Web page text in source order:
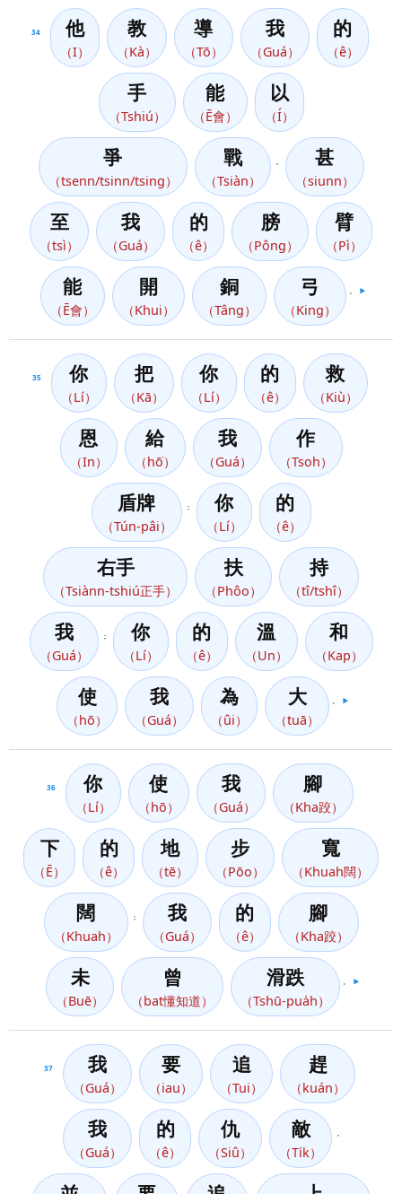
34 他
（I）
教
（Kà）
導
（Tō）
我
（Guá）
的
（ê）
手
（Tshiú）
能
（Ē會）
以
（Í）
爭
（tsenn/tsinn/tsing）
戰
（Tsiàn）
甚
（siunn）
至
（tsì）
我
（Guá）
的
（ê）
膀
（Pông）
臂
（Pì）
能
（Ē會）
開
（Khui）
銅
（Tâng）
弓
（King）
▶️
35 你
（Lí）
把
（Kā）
你
（Lí）
的
（ê）
救
（Kiù）
恩
（In）
給
（hō͘）
我
（Guá）
作
（Tsoh）
盾牌
（Tún-pâi）
； 你
（Lí）
的
（ê）
右手
（Tsiànn-tshiú正手）
扶
（Phôo）
持
（tî/tshî）
我
（Guá）
； 你
（Lí）
的
（ê）
溫
（Un）
和
（Kap）
使
（hō）
我
（Guá）
為
（ûi）
大
（tuā）
▶️
36 你
（Lí）
使
（hō）
我
（Guá）
腳
（Kha跤）
下
（Ē）
的
（ê）
地
（tē）
步
（Pōo）
寬
（Khuah闊）
闊
（Khuah）
； 我
（Guá）
的
（ê）
腳
（Kha跤）
未
（Buē）
曾
（bat懂知道）
滑跌
（Tshū-pua̍h）
▶️
37 我
（Guá）
要
（iau）
追
（Tui）
趕
（kuán）
我
（Guá）
的
（ê）
仇
（Siû）
敵
（Ti̍k）